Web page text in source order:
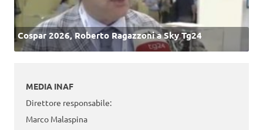
Cospar 2026, Roberto Ragazzoni a Sky Tg24
MEDIA INAF
Direttore responsabile:
Marco Malaspina